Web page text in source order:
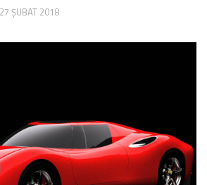
27 ŞUBAT 2018